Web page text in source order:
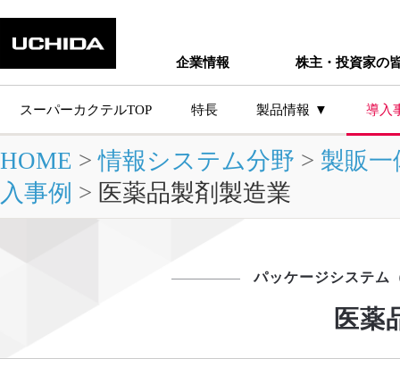
企業情報 株主・投資家の
スーパーカクテルTOP 特長 製品情報 導入
HOME >情報システム分野 > 製販
入事例 > 医薬品製剤製造業
パッケージシステム
医薬